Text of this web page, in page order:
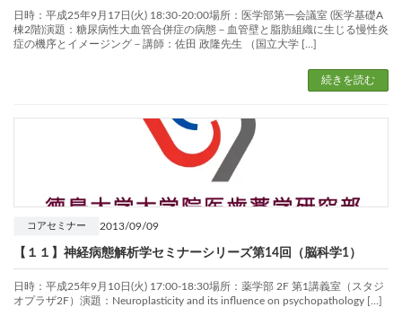
日時：平成25年9月17日(火) 18:30-20:00場所：医学部第一会議室 (医学基礎A
棟2階)演題：糖尿病性大血管合併症の病態－血管壁と脂肪組織に生じる慢性炎
症の機序とイメージング－講師：佐田 政隆先生 （国立大学 […]
続きを読む
2013/09/09
コアセミナー
【１１】神経病態解析学セミナーシリーズ第14回（脳科学1）
日時：平成25年9月10日(火) 17:00-18:30場所：薬学部 2F 第1講義室（スタジ
オプラザ2F）演題：Neuroplasticity and its influence on psychopathology […]